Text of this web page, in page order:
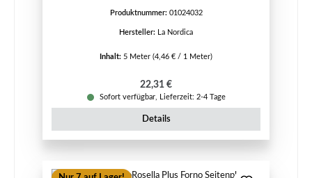
Produktnummer: 01024032
Hersteller: La Nordica
Inhalt: 5 Meter (4,46 € / 1 Meter)
Regulärer Preis:
22,31 €
Sofort verfügbar, Lieferzeit: 2-4 Tage
Details